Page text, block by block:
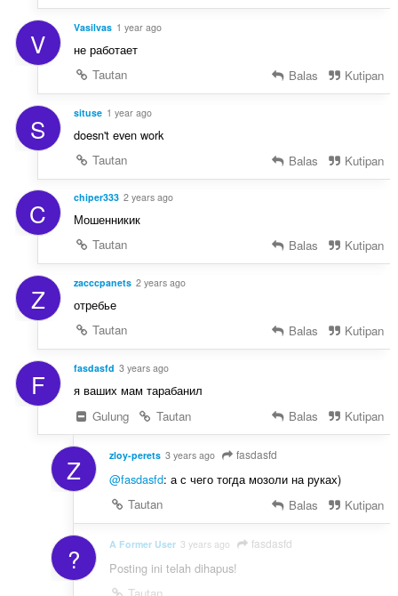
V Vasilvas 1 year ago
не работает
Tautan
Balas Kutipan
S situse 1 year ago
doesn't even work
Tautan
Balas Kutipan
C chiper333 2 years ago
Мошенникик
Tautan
Balas Kutipan
Z zacccpanets 2 years ago
отребье
Tautan
Balas Kutipan
F fasdasfd 3 years ago
я ваших мам тарабанил
Gulung
Tautan Balas Kutipan
Z zloy-perets 3 years ago fasdasfd
@fasdasfd: а с чего тогда мозоли на руках)
Tautan
Balas Kutipan
? A Former User 3 years ago fasdasfd
Posting ini telah dihapus!
Tautan